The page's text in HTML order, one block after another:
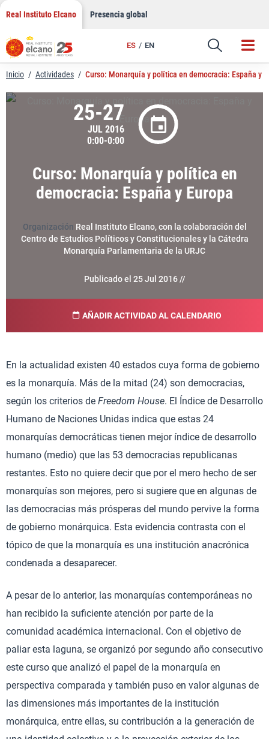
Saltar
contenido
Real Instituto Elcano Presencia global
ES EN
Enlace
Inicio / Actividades / Curso: Monarquía y política en democracia: España y
Curso: Monarquía y política en
democracia: España y Europa
25-27
JUL 2016
0:00-0:00
Organización Real Instituto Elcano, con la colaboración del
Centro de Estudios Políticos y Constitucionales y la Cátedra
Monarquía Parlamentaria de la URJC
Publicado el 25 Jul 2016 //
AÑADIR ACTIVIDAD AL CALENDARIO
En la actualidad existen 40 estados cuya forma de gobierno
es la monarquía. Más de la mitad (24) son democracias,
según los criterios de Freedom House. El Índice de Desarrollo
Humano de Naciones Unidas indica que estas 24
monarquías democráticas tienen mejor índice de desarrollo
humano (medio) que las 53 democracias republicanas
restantes. Esto no quiere decir que por el mero hecho de ser
monarquías son mejores, pero si sugiere que en algunas de
las democracias más prósperas del mundo pervive la forma
de gobierno monárquica. Esta evidencia contrasta con el
tópico de que la monarquía es una institución anacrónica
condenada a desaparecer.
A pesar de lo anterior, las monarquías contemporáneas no
han recibido la suficiente atención por parte de la
comunidad académica internacional. Con el objetivo de
paliar esta laguna, se organizó por segundo año consecutivo
este curso que analizó el papel de la monarquía en
perspectiva comparada y también puso en valor algunas de
las dimensiones más importantes de la institución
monárquica, entre ellas, su contribución a la generación de